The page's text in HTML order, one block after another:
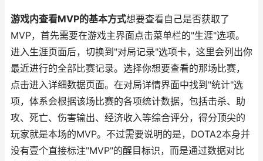
游戏内查看MVP的基本方式想要查看自己是否获取了
MVP，首先需要在游戏主界面点击菜单栏的"生涯"选项。
进入生涯页面后，切换到"对局记录"选项卡，这里会列出你
最近进行的全部比赛记录。选择你想要查看的那场比赛，
点击进入详细数据页面。在对局详情界面中找到"统计"选
项，体系会根据该场比赛的各项统计数据，包括击杀、助
攻、死亡、伤害输出、经济收入等综合评分，得分顶尖的
玩家就是本场的MVP。不过需要说明的是，DOTA2本身并
没有壹个直接标注"MVP"的醒目标识，而是通过数据对比